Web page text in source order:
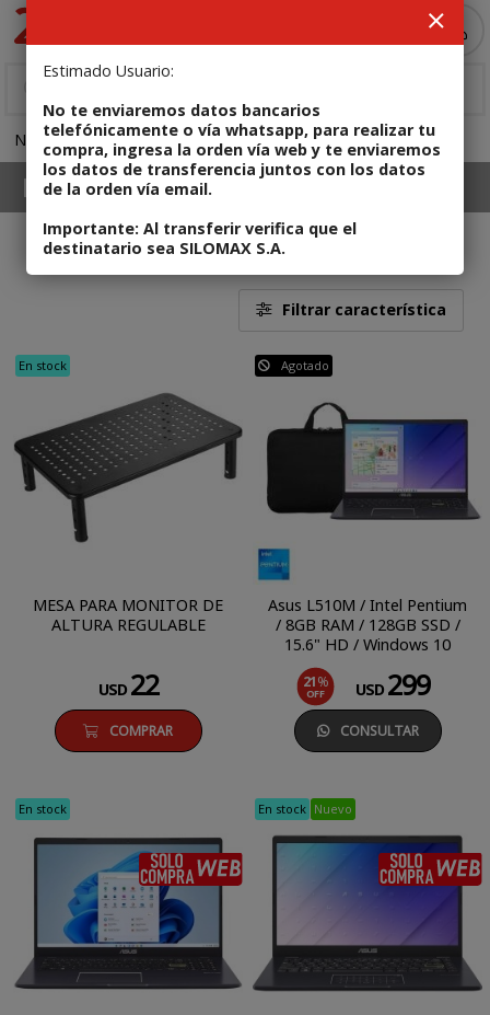
Estimado Usuario:
No te enviaremos datos bancarios
telefónicamente o vía whatsapp, para realizar tu
compra, ingresa la orden vía web y te enviaremos
los datos de transferencia juntos con los datos
de la orden vía email.
Importante: Al transferir verifica que el
destinatario sea SILOMAX S.A.
NOTEBOOKS Notebooks Nuevas
NOTEBOOKS Notebooks Nuevas
57
Filtrar característica
En stock
MESA PARA MONITOR DE
ALTURA REGULABLE
USD 22
COMPRAR
Agotado
Asus L510M / Intel Pentium
/ 8GB RAM / 128GB SSD /
15.6" HD / Windows 10
21%
OFF USD 299
CONSULTAR
En stock
SÓLO COMPRA WEB
En stock Nuevo